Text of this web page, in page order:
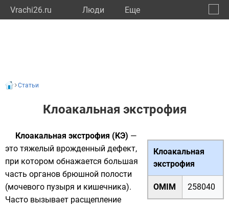
Vrachi26.ru Люди Eще
Статьи
Клоакальная экстрофия
Клоакальная
экстрофия
OMIM 258040
Клоакальная экстрофия (КЭ) —
это тяжелый врожденный дефект,
при котором обнажается большая
часть органов брюшной полости
(мочевого пузыря и кишечника).
Часто вызывает расщепление